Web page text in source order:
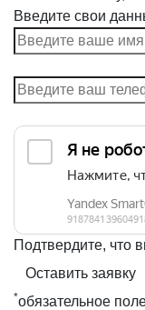
Введите свои
Подтвердите, что
Оставить заявку
*обязательное